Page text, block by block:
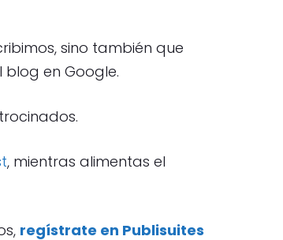
sino también que
en Google.
, mientras alimentas el
regístrate en Publisuites